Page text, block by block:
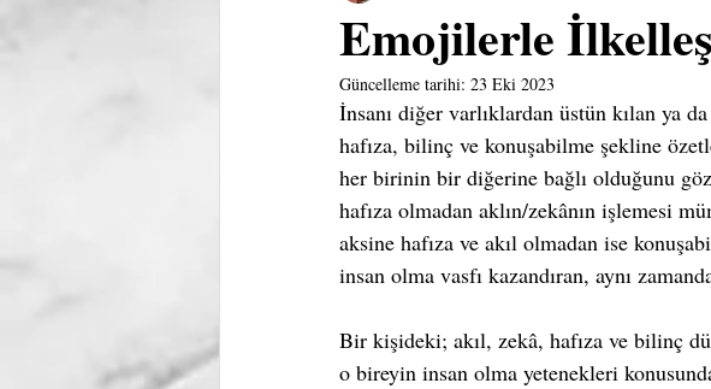
Emojilerle
Güncelleme tarihi: 23 Eki 2023
İnsanı diğer varlıklardan üstün kılan ya
hafıza, bilinç ve konuşabilme şekline
her birinin bir diğerine bağlı olduğunu
hafıza olmadan aklın/zekânın işlemesi
aksine hafıza ve akıl olmadan ise
insan olma vasfı kazandıran, aynı
Bir kişideki; akıl, zekâ, hafıza ve bilinç
o bireyin insan olma yetenekleri